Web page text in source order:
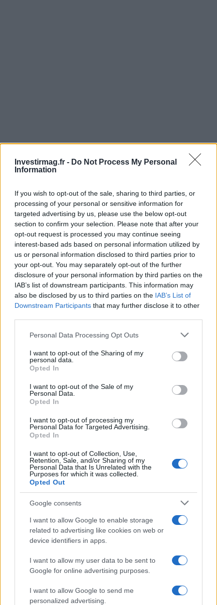
Investirmag.fr - Do Not Process My Personal
Information
If you wish to opt-out of the sale, sharing to third parties, or
processing of your personal or sensitive information for
targeted advertising by us, please use the below opt-out
section to confirm your selection. Please note that after your
opt-out request is processed you may continue seeing
interest-based ads based on personal information utilized by
us or personal information disclosed to third parties prior to
your opt-out. You may separately opt-out of the further
disclosure of your personal information by third parties on the
IAB’s list of downstream participants. This information may
also be disclosed by us to third parties on the IAB’s List of
Downstream Participants that may further disclose it to other
Please note that this website/app uses one or more Google
not limited to your visit or usage behaviour. You may click to
grant or deny consent to Google and its third-party tags to
use your data for below specified purposes in below Google
consent section.
Personal Data Processing Opt Outs
I want to opt-out of the Sharing of my
personal data.
Opted In
I want to opt-out of the Sale of my
Personal Data.
Opted In
I want to opt-out of processing my
Personal Data for Targeted Advertising.
Opted In
I want to opt-out of Collection, Use,
Retention, Sale, and/or Sharing of my
Personal Data that Is Unrelated with the
Purposes for which it was collected.
Opted Out
Google consents
I want to allow Google to enable storage
related to advertising like cookies on web or
device identifiers in apps.
I want to allow my user data to be sent to
Google for online advertising purposes.
I want to allow Google to send me
personalized advertising.
Continuez la lecture
CRYPTO-MONNAIES
Retour des capitaux institutionnels : Bitcoin et Ethereum en tête
des ETF crypto
Camille Durand · 7 Août 2026
CRYPTO-MONNAIES
Vladimir Poutine autorise le commerce des cryptomonnaies en
Russie à partir du 1er septembre
CRYPTO-MONNAIES